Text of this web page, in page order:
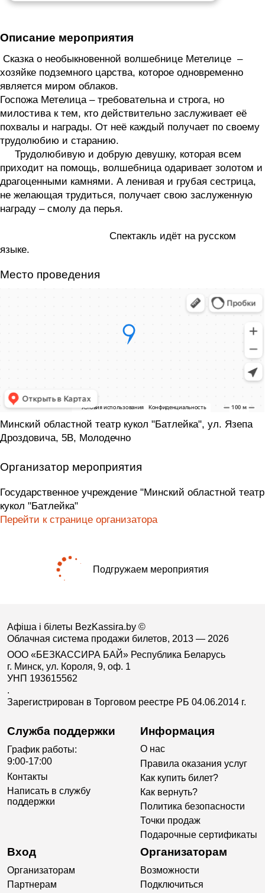
Описание мероприятия
Сказка о необыкновенной волшебнице Метелице –
хозяйке подземного царства, которое одновременно
является миром облаков.
Госпожа Метелица – требовательна и строга, но
милостива к тем, кто действительно заслуживает её
похвалы и награды. От неё каждый получает по своему
трудолюбию и старанию.
Трудолюбивую и добрую девушку, которая всем
приходит на помощь, волшебница одаривает золотом и
драгоценными камнями. А ленивая и грубая сестрица,
не желающая трудиться, получает свою заслуженную
награду – смолу да перья.
Спектакль идёт на русском
языке.
Место проведения
Минский областной театр кукол "Батлейка", ул. Язепа
Дроздовича, 5В, Молодечно
Организатор мероприятия
Государственное учреждение "Минский областной театр
кукол "Батлейка"
Перейти к странице организатора
Подгружаем мероприятия
Афіша і білеты BezKassira.by ©
Облачная система продажи билетов, 2013 — 2026
ООО «БЕЗКАССИРА БАЙ» Республика Беларусь
г. Минск, ул. Короля, 9, оф. 1
УНП 193615562
.
Зарегистрирован в Торговом реестре РБ 04.06.2014 г.
Служба поддержки
График работы:
9:00-17:00
Контакты
Написать в службу
поддержки
Информация
О нас
Правила оказания услуг
Как купить билет?
Как вернуть?
Политика безопасности
Точки продаж
Подарочные сертификаты
Вход
Организаторам
Партнерам
Организаторам
Возможности
Подключиться